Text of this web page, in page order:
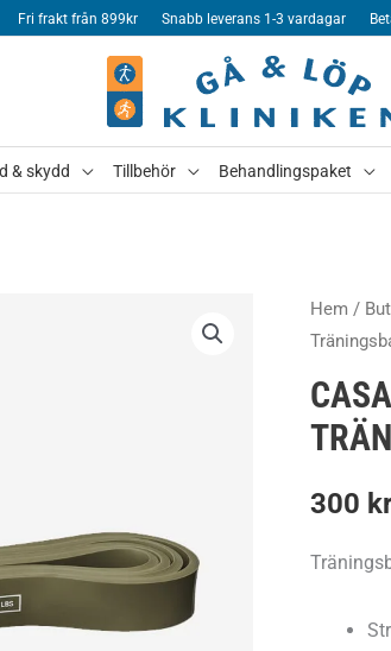
Fri frakt från 899kr Snabb leverans 1-3 vardagar
& skydd Tillbehör Behandlingspaket
Hem /
300